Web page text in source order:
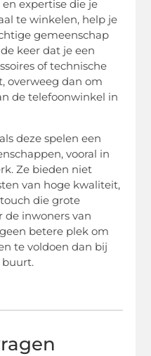
expertise die je
te winkelen, help je
gemeenschap
keer dat je een
of technische
overweeg dan om
de telefoonwinkel in
deze spelen een
vooral in
Ze bieden niet
van hoge kwaliteit,
die grote
de inwoners van
betere plek om
te voldoen dan bij